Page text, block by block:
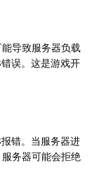
导致服务器负载
误。这是游戏开
错。当服务器进
务器可能会拒绝